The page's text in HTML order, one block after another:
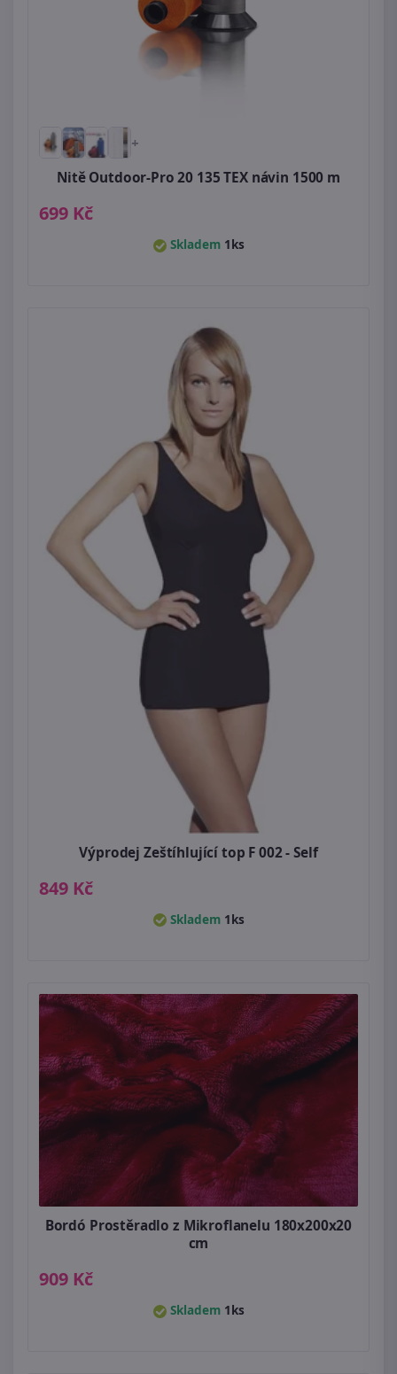
+
Nitě Outdoor-Pro 20 135 TEX návin 1500 m
699 Kč
Skladem 1ks
Výprodej Zeštíhlující top F 002 - Self
849 Kč
Skladem 1ks
Bordó Prostěradlo z Mikroflanelu 180x200x20
cm
909 Kč
Skladem 1ks